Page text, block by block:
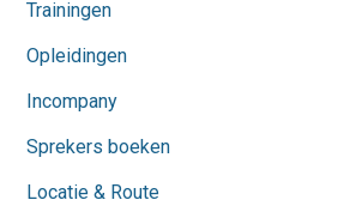
Trainingen
Opleidingen
Incompany
Sprekers boeken
Locatie & Route